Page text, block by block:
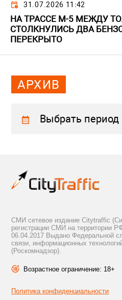
31.07.2026 11:42
НА ТРАССЕ М-5 МЕЖДУ
СТОЛКНУЛИСЬ ДВА
ПЕРЕКРЫТО
АРХИВ
Выбрать период
СМИ сетевое издание Citytraffic
регистрации СМИ на территории
06.04.2017 Выдано Федеральной
связи, информационных
(Роскомнадзор).
Возрастное ограничение: 18+
Политика конфиденциальности